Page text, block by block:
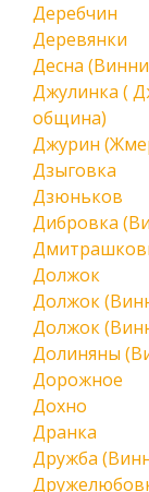
Деребчин
Деревянки
Десна
Джулинка (
община)
Джурин
Дзыговка
Дзюньков
Дибровка
Должок
Должок
Должок
Долиняны
Дорожное
Дохно
Дранка
Дружба